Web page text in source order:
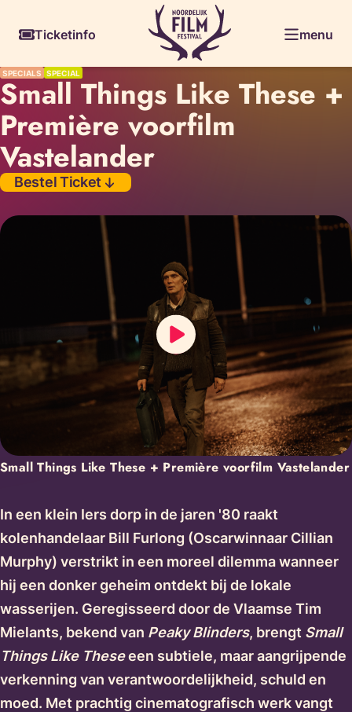
Ticketinfo
menu
SPECIALS SPECIAL
Small Things Like These +
Première voorfilm
Vastelander
Bestel Ticket
Small Things Like These + Première voorfilm Vastelander
In een klein Iers dorp in de jaren '80 raakt
kolenhandelaar Bill Furlong (Oscarwinnaar Cillian
Murphy) verstrikt in een moreel dilemma wanneer
hij een donker geheim ontdekt bij de lokale
wasserijen. Geregisseerd door de Vlaamse Tim
Mielants, bekend van Peaky Blinders, brengt Small
Things Like Theseeen subtiele, maar aangrijpende
verkenning van verantwoordelijkheid, schuld en
moed. Met prachtig cinematografisch werk vangt